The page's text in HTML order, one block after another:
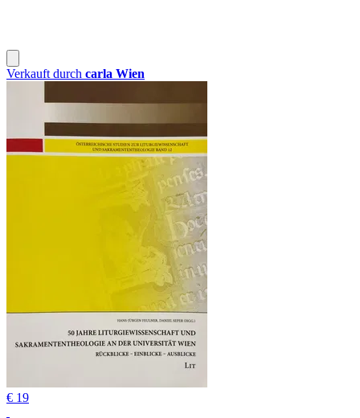
Verkauft durch carla Wien
€ 19